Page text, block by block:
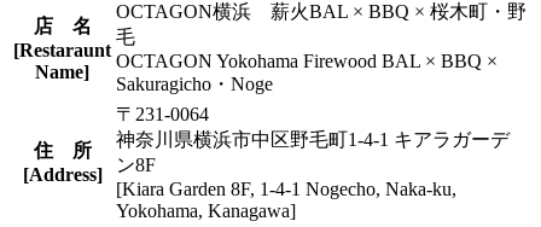
店 名
[Restaraunt
Name]
OCTAGON横浜 薪火BAL × BBQ × 桜木町・野
毛
OCTAGON Yokohama Firewood BAL × BBQ ×
Sakuragicho・Noge
住 所
[Address]
〒231-0064
神奈川県横浜市中区野毛町1-4-1 キアラガーデ
ン8F
[Kiara Garden 8F, 1-4-1 Nogecho, Naka-ku,
Yokohama, Kanagawa]